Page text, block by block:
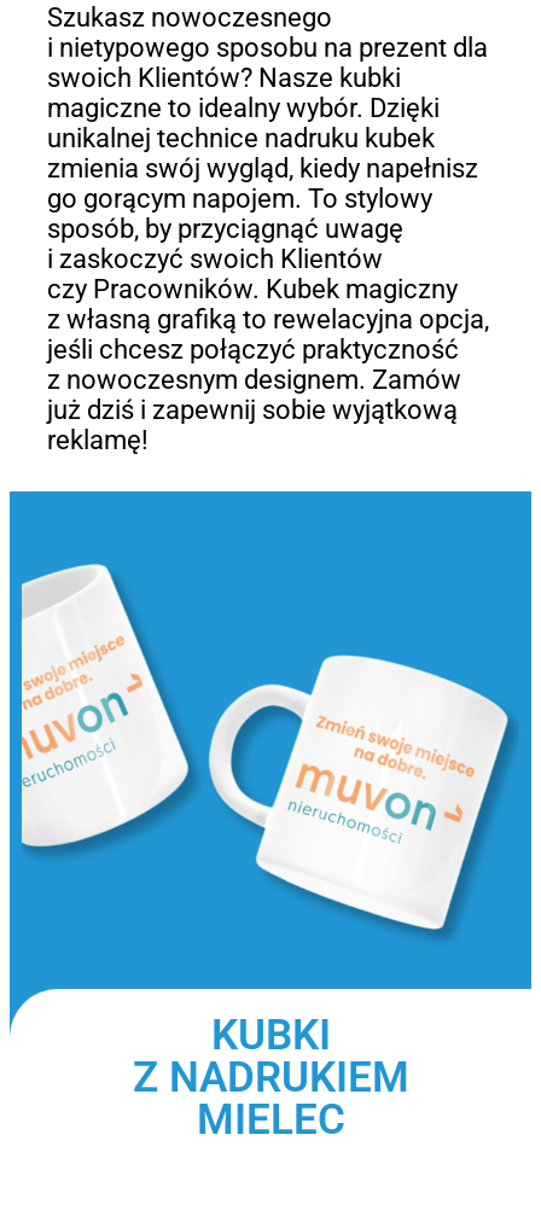
Szukasz nowoczesnego
i nietypowego sposobu na prezent dla
swoich Klientów? Nasze kubki
magiczne to idealny wybór. Dzięki
unikalnej technice nadruku kubek
zmienia swój wygląd, kiedy napełnisz
go gorącym napojem. To stylowy
sposób, by przyciągnąć uwagę
i zaskoczyć swoich Klientów
czy Pracowników. Kubek magiczny
z własną grafiką to rewelacyjna opcja,
jeśli chcesz połączyć praktyczność
z nowoczesnym designem. Zamów
już dziś i zapewnij sobie wyjątkową
reklamę!
KUBKI
Z NADRUKIEM
MIELEC